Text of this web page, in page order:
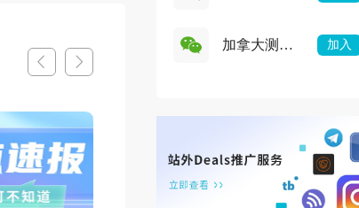
跨境资讯
加拿大测评
加入